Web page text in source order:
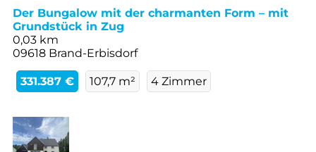
Der Bungalow mit der charmanten Form – mit
Grundstück in Zug
0,03 km
09618 Brand-Erbisdorf
331.387 € 107,7 m² 4 Zimmer